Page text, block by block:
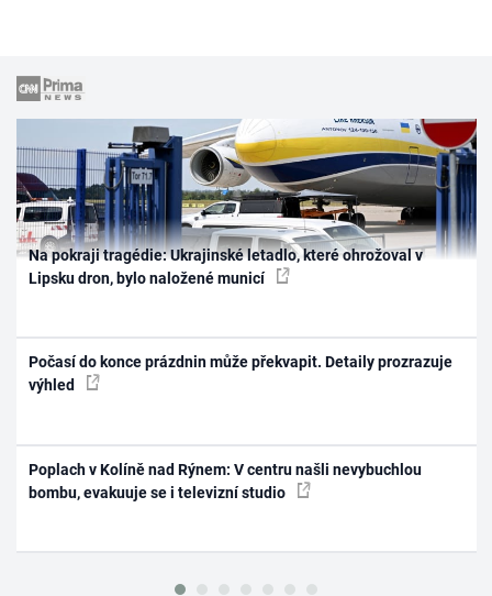
Na pokraji tragédie: Ukrajinské letadlo, které ohrožoval v
Lipsku dron, bylo naložené municí
Počasí do konce prázdnin může překvapit. Detaily prozrazuje
výhled
Poplach v Kolíně nad Rýnem: V centru našli nevybuchlou
bombu, evakuuje se i televizní studio